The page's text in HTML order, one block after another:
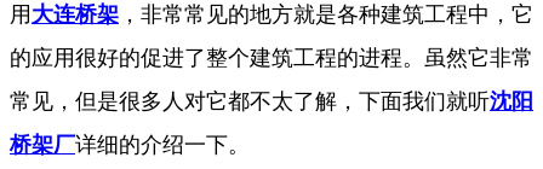
用 大连桥架 ，非常常见的地方就是各种建筑工程中，它
的应用很好的促进了整个建筑工程的进程。虽然它非常
常见，但是很多人对它都不太了解，下面我们就听沈阳
桥架厂详细的介绍一下。